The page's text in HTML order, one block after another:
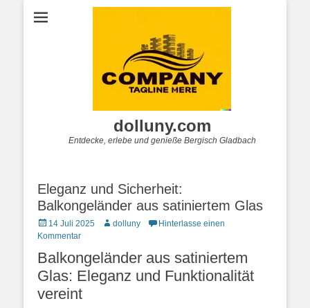
dolluny.com
Entdecke, erlebe und genieße Bergisch Gladbach
Eleganz und Sicherheit:
Balkongeländer aus satiniertem Glas
Posted
on
14 Juli 2025 Autordolluny
Hinterlasse einen
Kommentar
Balkongeländer aus satiniertem
Glas: Eleganz und Funktionalität
vereint